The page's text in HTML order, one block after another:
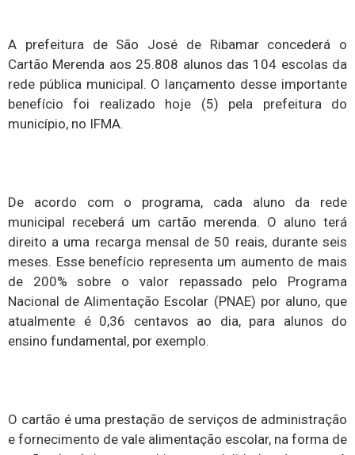
A prefeitura de São José de Ribamar concederá o
Cartão Merenda aos 25.808 alunos das 104 escolas da
rede pública municipal. O lançamento desse importante
benefício foi realizado hoje (5) pela prefeitura do
município, no IFMA.
De acordo com o programa, cada aluno da rede
municipal receberá um cartão merenda. O aluno terá
direito a uma recarga mensal de 50 reais, durante seis
meses. Esse benefício representa um aumento de mais
de 200% sobre o valor repassado pelo Programa
Nacional de Alimentação Escolar (PNAE) por aluno, que
atualmente é 0,36 centavos ao dia, para alunos do
ensino fundamental, por exemplo.
O cartão é uma prestação de serviços de administração
e fornecimento de vale alimentação escolar, na forma de